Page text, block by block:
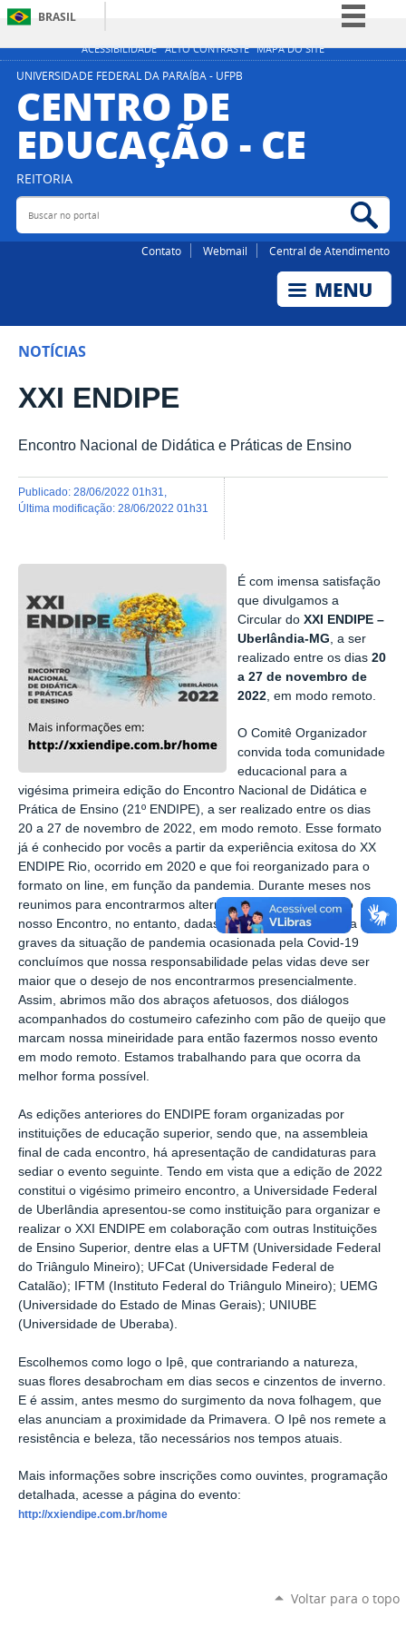
ACESSIBILIDADE ALTO CONTRASTE MAPA DO SITE
BRASIL
Simplifique!
Acesso à informação
Legislação
UNIVERSIDADE FEDERAL DA PARAÍBA - UFPB
CENTRO DE
EDUCAÇÃO - CE
REITORIA
Buscar no portal
Contato Webmail Central de Atendimento
NOTÍCIAS
XXI ENDIPE
Encontro Nacional de Didática e Práticas de Ensino
publicado: 28/06/2022 01h31
última modificação: 28/06/2022 01h31
É com imensa satisfação
que divulgamos a
Circular doXXI ENDIPE –
Uberlândia-MG , a ser
realizado entre os dias20
a 27 de novembro de
2022 , em modo remoto.
O Comitê Organizador
convida toda comunidade
educacional para a
vigésima primeira edição do Encontro Nacional de Didática e
Prática de Ensino (21º ENDIPE), a ser realizado entre os dias
20 a 27 de novembro de 2022, em modo remoto. Esse formato
já é conhecido por vocês a partir da experiência exitosa do XX
ENDIPE Rio, ocorrido em 2020 e que foi reorganizado para o
formato on line, em função da pandemia. Durante meses nos
reunimos para encontrarmos alternativas de realização do
nosso Encontro, no entanto, dadas as circunstâncias ainda
graves da situação de pandemia ocasionada pela Covid-19
concluímos que nossa responsabilidade pelas vidas deve ser
maior que o desejo de nos encontrarmos presencialmente.
Assim, abrimos mão dos abraços afetuosos, dos diálogos
acompanhados do costumeiro cafezinho com pão de queijo que
marcam nossa mineiridade para então fazermos nosso evento
em modo remoto. Estamos trabalhando para que ocorra da
melhor forma possível.
As edições anteriores do ENDIPE foram organizadas por
instituições de educação superior, sendo que, na assembleia
final de cada encontro, há apresentação de candidaturas para
sediar o evento seguinte. Tendo em vista que a edição de 2022
constitui o vigésimo primeiro encontro, a Universidade Federal
de Uberlândia apresentou-se como instituição para organizar e
realizar o XXI ENDIPE em colaboração com outras Instituições
de Ensino Superior, dentre elas a UFTM (Universidade Federal
do Triângulo Mineiro); UFCat (Universidade Federal de
Catalão); IFTM (Instituto Federal do Triângulo Mineiro); UEMG
(Universidade do Estado de Minas Gerais); UNIUBE
(Universidade de Uberaba).
Escolhemos como logo o Ipê, que contrariando a natureza,
suas flores desabrocham em dias secos e cinzentos de inverno.
E é assim, antes mesmo do surgimento da nova folhagem, que
elas anunciam a proximidade da Primavera. O Ipê nos remete a
resistência e beleza, tão necessários nos tempos atuais.
Mais informações sobre inscrições como ouvintes, programação
detalhada, acesse a página do evento:
http://xxiendipe.com.br/home
Voltar para o topo